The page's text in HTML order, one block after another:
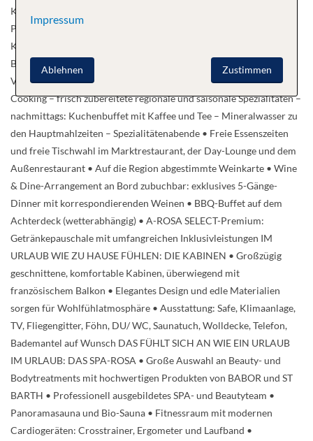
Kaffeespezialitäten, Weine, Erfrischungen an der Café-Bar •
Panoramalounge mit Bar und Tanzfläche • Stilvolle, legere
Kleiderordnung LASSEN SIE ES SICH GUT GEHEN UND NOCH
BESSER SCHMECKEN: DAS KULINARISCHE ANGEBOT •
VollpensionPlus: – täglich abwechslungsreiche Buffets mit Live-
Cooking – frisch zubereitete regionale und saisonale Spezialitäten –
nachmittags: Kuchenbuffet mit Kaffee und Tee – Mineralwasser zu
den Hauptmahlzeiten – Spezialitätenabende • Freie Essenszeiten
und freie Tischwahl im Marktrestaurant, der Day-Lounge und dem
Außenrestaurant • Auf die Region abgestimmte Weinkarte • Wine
& Dine-Arrangement an Bord zubuchbar: exklusives 5-Gänge-
Dinner mit korrespondierenden Weinen • BBQ-Buffet auf dem
Achterdeck (wetterabhängig) • A-ROSA SELECT-Premium:
Getränkepauschale mit umfangreichen Inklusivleistungen IM
URLAUB WIE ZU HAUSE FÜHLEN: DIE KABINEN • Großzügig
geschnittene, komfortable Kabinen, überwiegend mit
französischem Balkon • Elegantes Design und edle Materialien
sorgen für Wohlfühlatmosphäre • Ausstattung: Safe, Klimaanlage,
TV, Fliegengitter, Föhn, DU/ WC, Saunatuch, Wolldecke, Telefon,
Bademantel auf Wunsch DAS FÜHLT SICH AN WIE EIN URLAUB
IM URLAUB: DAS SPA-ROSA • Große Auswahl an Beauty- und
Bodytreatments mit hochwertigen Produkten von BABOR und ST
BARTH • Professionell ausgebildetes SPA- und Beautyteam •
Panoramasauna und Bio-Sauna • Fitnessraum mit modernen
Cardiogeräten: Crosstrainer, Ergometer und Laufband •
Impressum
Zustimmen
Ablehnen